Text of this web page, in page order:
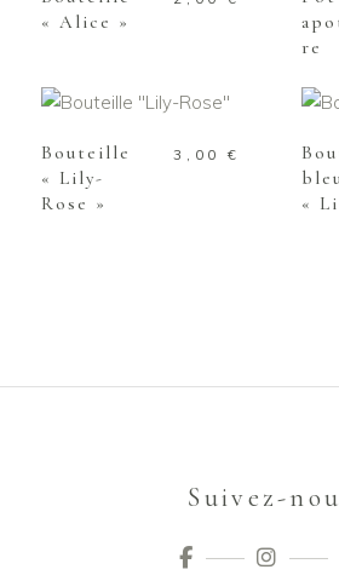
« Alice »
re
PANIER
Bouteille
« Lily-
Rose »
3,00€
«
Suivez-